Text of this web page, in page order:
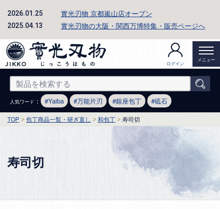
2026.01.25 實光刃物 京都嵐山店オープン
2025.04.13 實光刃物の大阪・関西万博特集・販売ページへ
ログイン
メニュー
人気ワード ： Yaiba 万能片刃 銀座包丁 砥石
TOP 包丁商品一覧・研ぎ直し 和包丁 寿司切
寿司切